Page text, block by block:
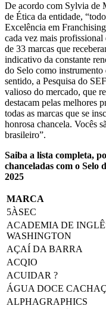
De acordo com Sylvia de
de Ética da entidade,
Excelência em
cada vez mais
de 33 marcas que
indicativo da constante
do Selo como instrumento
sentido, a Pesquisa do
valioso do mercado, que
destacam pelas melhores
todas as marcas que se
honrosa chancela. Vocês
brasileiro”.
Saiba a lista completa,
chanceladas com o Selo
2025
MARCA
5ÀSEC
ACADEMIA DE
WASHINGTON
AÇAÍ DA BARRA
ACQIO
ACUIDAR ?
ÁGUA DOCE
ALPHAGRAPHICS